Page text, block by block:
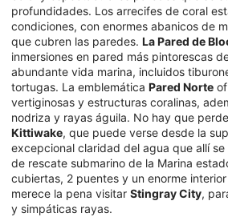
profundidades. Los arrecifes de coral
condiciones, con enormes abanicos de
que cubren las paredes. La Pared de
inmersiones en pared más pintorescas
abundante vida marina, incluidos
tortugas. La emblemática Pared Norte
vertiginosas y estructuras coralinas,
nodriza y rayas águila. No hay que
Kittiwake, que puede verse desde la
excepcional claridad del agua que allí
de rescate submarino de la Marina
cubiertas, 2 puentes y un enorme
merece la pena visitar Stingray City,
y simpáticas rayas.